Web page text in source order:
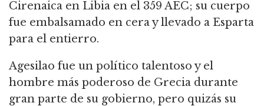
Cirenaica en Libia en el 359 AEC; su cuerpo
fue embalsamado en cera y llevado a Esparta
para el entierro.
Agesilao fue un político talentoso y el
hombre más poderoso de Grecia durante
gran parte de su gobierno, pero quizás su